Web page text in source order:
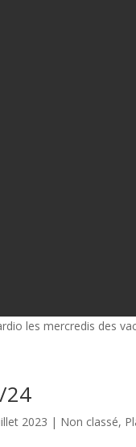
les mercredis des
24
2023 | Non classé,